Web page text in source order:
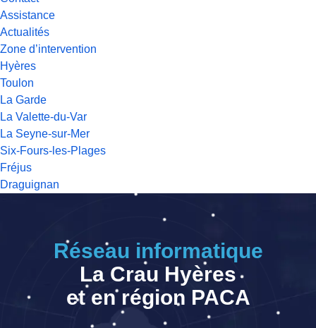
Assistance
Actualités
Zone d’intervention
Hyères
Toulon
La Garde
La Valette-du-Var
La Seyne-sur-Mer
Six-Fours-les-Plages
Fréjus
Draguignan
Réseau informatique
La Crau Hyères
et en région PACA